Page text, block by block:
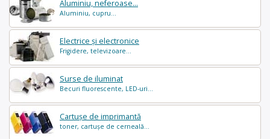
Aluminiu, neferoase...
Aluminiu, cupru...
Electrice și electronice
Frigidere, televizoare...
Surse de iluminat
Becuri fluorescente, LED-uri...
Cartușe de imprimantă
toner, cartușe de cerneală...